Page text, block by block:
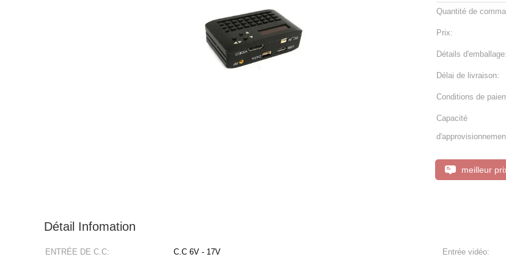
Quantité de
Prix:
Détails d'emballage:
Délai de livraison:
Conditions de
Capacité
meilleur
Détail Infomation
ENTRÉE DE C.C: C.C 6V - 17V Entrée vidéo: